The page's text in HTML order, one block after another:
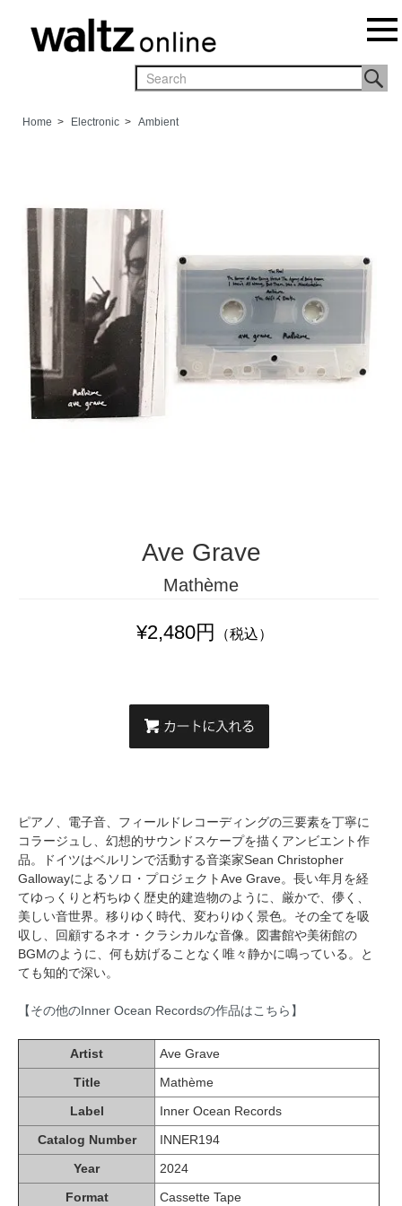
Home > Electronic > Ambient
Ave Grave
Mathème
¥2,480円 （税込）
ピアノ、電子音、フィールドレコーディングの三要素を丁寧に
コラージュし、幻想的サウンドスケープを描くアンビエント作
品。ドイツはベルリンで活動する音楽家Sean Christopher
Gallowayによるソロ・プロジェクトAve Grave。長い年月を経
てゆっくりと朽ちゆく歴史的建造物のように、厳かで、儚く、
美しい音世界。移りゆく時代、変わりゆく景色。その全てを吸
収し、回顧するネオ・クラシカルな音像。図書館や美術館の
BGMのように、何も妨げることなく唯々静かに鳴っている。と
ても知的で深い。
【その他のInner Ocean Recordsの作品はこちら】
Artist
Ave Grave
Title
Mathème
Label
Inner Ocean Records
Catalog Number
INNER194
Year
2024
Format
Cassette Tape